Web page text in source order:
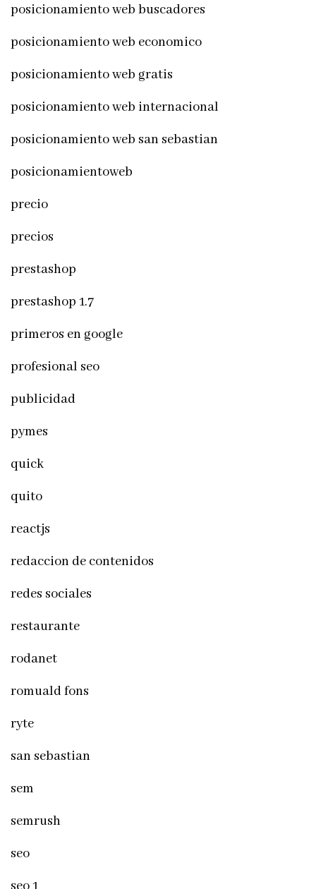
posicionamiento web buscadores
posicionamiento web economico
posicionamiento web gratis
posicionamiento web internacional
posicionamiento web san sebastian
posicionamientoweb
precio
precios
prestashop
prestashop 1.7
primeros en google
profesional seo
publicidad
pymes
quick
quito
reactjs
redaccion de contenidos
redes sociales
restaurante
rodanet
romuald fons
ryte
san sebastian
sem
semrush
seo